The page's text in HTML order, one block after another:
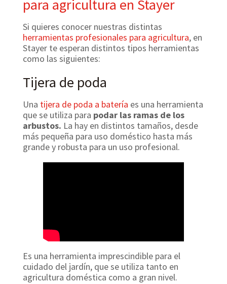
para agricultura en Stayer
Si quieres conocer nuestras distintas
herramientas profesionales para agricultura, en
Stayer te esperan distintos tipos herramientas
como las siguientes:
Tijera de poda
Una tijera de poda a batería es una herramienta
que se utiliza para podar las ramas de los
arbustos. La hay en distintos tamaños, desde
más pequeña para uso doméstico hasta más
grande y robusta para un uso profesional.
Es una herramienta imprescindible para el
cuidado del jardín, que se utiliza tanto en
agricultura doméstica como a gran nivel.